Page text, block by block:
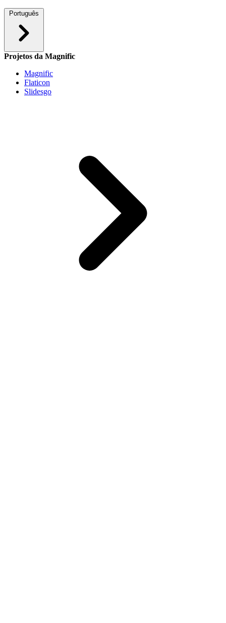
Português
Projetos da Magnific
Magnific
Flaticon
Slidesgo